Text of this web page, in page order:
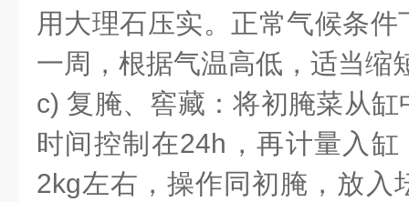
用大理石压实。正常气候条
一周，根据气温高低，适当缩
c) 复腌、窖藏：将初腌菜从
时间控制在24h，再计量入
2kg左右，操作同初腌，放入